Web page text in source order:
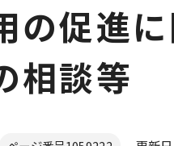
の促進
相談等